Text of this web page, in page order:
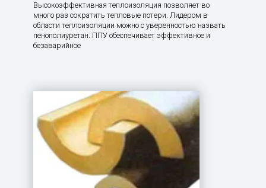
Высокоэффективная теплоизоляция позволяет во
много раз сократить тепловые потери. Лидером в
области теплоизоляции можно с уверенностью назвать
пенополиуретан. ППУ обеспечивает эффективное и
безаварийное